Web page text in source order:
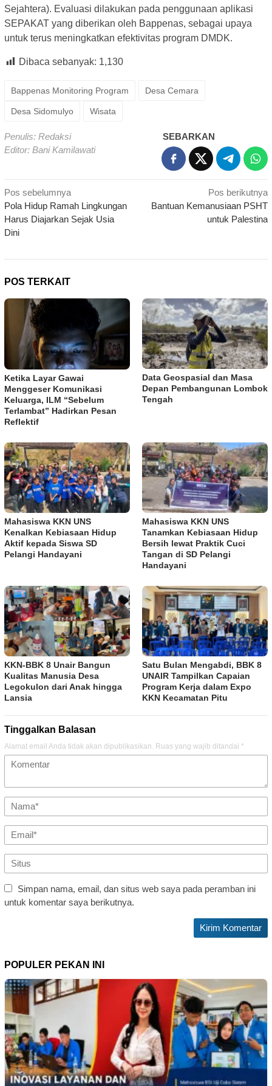
Sejahtera). Evaluasi dilakukan pada penggunaan aplikasi
SEPAKAT yang diberikan oleh Bappenas, sebagai upaya
untuk terus meningkatkan efektivitas program DMDK.
Dibaca sebanyak: 1,130
Bappenas Monitoring Program Desa Cemara
Desa Sidomulyo Wisata
Penulis: Redaksi
Editor: Bani Kamilawati
SEBARKAN
Navigasi
pos
Pos sebelumnya
Pola Hidup Ramah Lingkungan
Harus Diajarkan Sejak Usia
Dini
Pos berikutnya
Bantuan Kemanusiaan PSHT
untuk Palestina
POS TERKAIT
Ketika Layar Gawai
Menggeser Komunikasi
Keluarga, ILM “Sebelum
Terlambat” Hadirkan Pesan
Reflektif
Data Geospasial dan Masa
Depan Pembangunan Lombok
Tengah
Mahasiswa KKN UNS
Kenalkan Kebiasaan Hidup
Aktif kepada Siswa SD
Pelangi Handayani
Mahasiswa KKN UNS
Tanamkan Kebiasaan Hidup
Bersih lewat Praktik Cuci
Tangan di SD Pelangi
Handayani
KKN-BBK 8 Unair Bangun
Kualitas Manusia Desa
Legokulon dari Anak hingga
Lansia
Satu Bulan Mengabdi, BBK 8
UNAIR Tampilkan Capaian
Program Kerja dalam Expo
KKN Kecamatan Pitu
Tinggalkan Balasan
Alamat email Anda tidak akan dipublikasikan. Ruas yang wajib ditandai *
Simpan nama, email, dan situs web saya pada peramban ini
untuk komentar saya berikutnya.
POPULER PEKAN INI